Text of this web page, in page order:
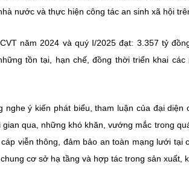
nước và thực hiện công tác an sinh xã hội
năm 2024 và quý I/2025 đạt: 3.357 tỷ
tồn tại, hạn chế, đồng thời triển khai
nghe ý kiến phát biểu, tham luận của đại
qua, những khó khăn, vướng mắc trong
viễn thông, đảm bảo an toàn mạng lưới
cơ sở hạ tầng và hợp tác trong sản xuất,